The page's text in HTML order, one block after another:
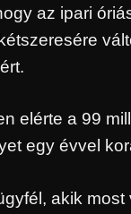
az ipari
elérte a 99
egy évvel
akik